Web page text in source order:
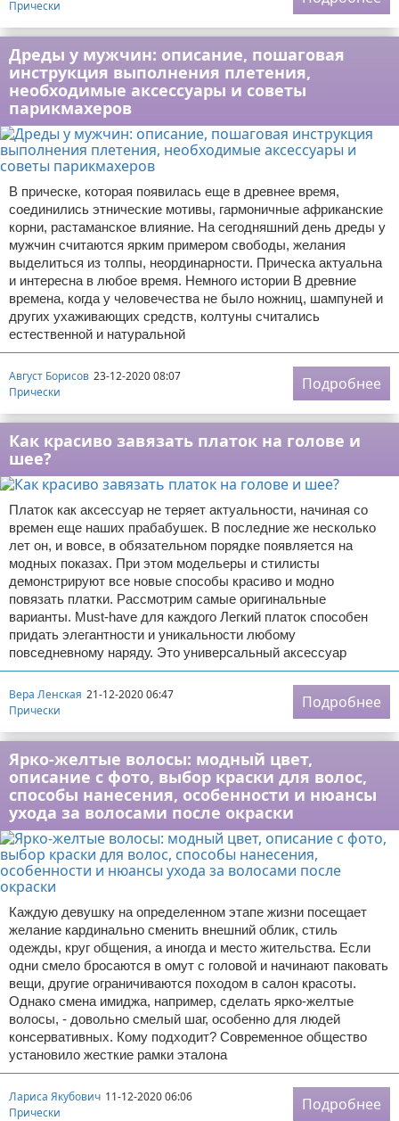
Прически
Дреды у мужчин: описание, пошаговая
инструкция выполнения плетения,
необходимые аксессуары и советы
парикмахеров
В прическе, которая появилась еще в древнее время,
соединились этнические мотивы, гармоничные африканские
корни, растаманское влияние. На сегодняшний день дреды у
мужчин считаются ярким примером свободы, желания
выделиться из толпы, неординарности. Прическа актуальна
и интересна в любое время. Немного истории В древние
времена, когда у человечества не было ножниц, шампуней и
других ухаживающих средств, колтуны считались
естественной и натуральной
Август Борисов 23-12-2020 08:07
Прически
Подробнее
Как красиво завязать платок на голове и
шее?
Платок как аксессуар не теряет актуальности, начиная со
времен еще наших прабабушек. В последние же несколько
лет он, и вовсе, в обязательном порядке появляется на
модных показах. При этом модельеры и стилисты
демонстрируют все новые способы красиво и модно
повязать платки. Рассмотрим самые оригинальные
варианты. Must-have для каждого Легкий платок способен
придать элегантности и уникальности любому
повседневному наряду. Это универсальный аксессуар
Вера Ленская 21-12-2020 06:47
Прически
Подробнее
Ярко-желтые волосы: модный цвет,
описание с фото, выбор краски для волос,
способы нанесения, особенности и нюансы
ухода за волосами после окраски
Каждую девушку на определенном этапе жизни посещает
желание кардинально сменить внешний облик, стиль
одежды, круг общения, а иногда и место жительства. Если
одни смело бросаются в омут с головой и начинают паковать
вещи, другие ограничиваются походом в салон красоты.
Однако смена имиджа, например, сделать ярко-желтые
волосы, - довольно смелый шаг, особенно для людей
консервативных. Кому подходит? Современное общество
установило жесткие рамки эталона
Лариса Якубович 11-12-2020 06:06
Прически
Подробнее